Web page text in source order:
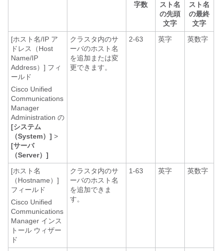
字数
スト名
の先頭
文字
スト名
の最終
文字
[ホスト名/IP ア
ドレス（Host
Name/IP
Address）] フィ
ールド
Cisco Unified
Communications
Manager
Administration の
[システム
（System）] >
[サーバ
（Server）]
クラスタ内のサ
ーバのホスト名
を追加または変
更できます。
2-63 英字 英数字
[ホスト名
（Hostname）]
フィールド
Cisco Unified
Communications
Manager インス
トール ウィザー
ド
クラスタ内のサ
ーバのホスト名
を追加できま
す。
1-63 英字 英数字